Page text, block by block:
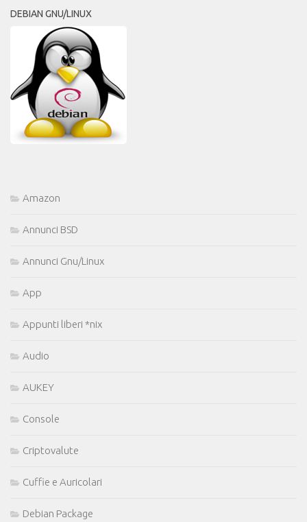
DEBIAN GNU/LINUX
Amazon
Annunci BSD
Annunci Gnu/Linux
App
Appunti liberi *nix
Audio
AUKEY
Console
Criptovalute
Cuffie e Auricolari
Debian Package